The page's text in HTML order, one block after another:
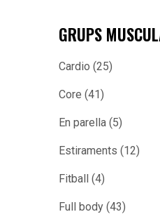
GRUPS
Cardio (25)
Core (41)
En parella (5)
Estiraments (12)
Fitball (4)
Full body (43)